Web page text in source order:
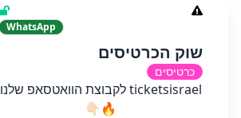
WhatsApp
שוק הכרטיסים
כרטיסים
ticketsisrael לקבוצת הוואטסאפ שלנו
🔥👇🏻